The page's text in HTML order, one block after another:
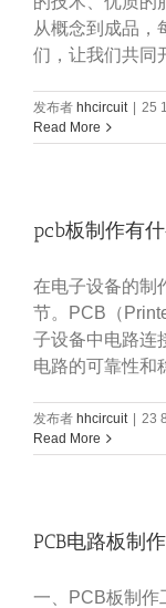
从概念到成品，
们，让我们共同
发布者 hhcircuit 25
Read More
pcb板制作有
在电子设备的制
节。PCB（
子设备中电路连
电路的可靠性和
发布者 hhcircuit 23
Read More
PCB电路板制
一、PCB板制作